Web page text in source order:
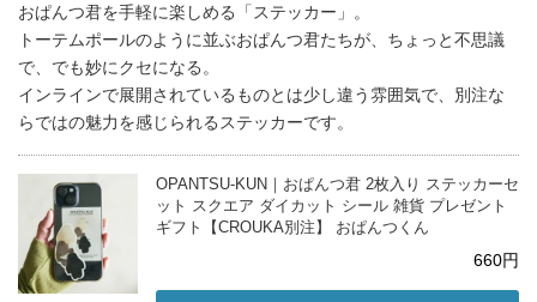
おぱんつ君を手軽に楽しめる「ステッカー」。
トーテムポールのように並ぶおぱんつ君たちが、ちょっと不思議
で、でも妙にクセになる。
インラインで展開されているものとは少し違う雰囲気で、別注な
らではの魅力を感じられるステッカーです。
OPANTSU-KUN｜おぱんつ君 2枚入り ステッカーセ
ット スクエア ダイカット シール 雑貨 プレゼント
ギフト【CROUKA別注】 おぱんつくん
660円